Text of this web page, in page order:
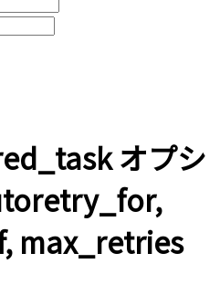
オプシ
max_retries